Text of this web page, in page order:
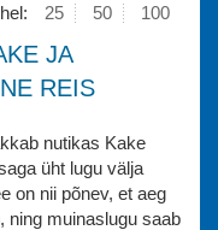
25 50 100
JA
REIS
nutikas Kake
üht lugu välja
on nii põnev, et aeg
ning muinaslugu saab